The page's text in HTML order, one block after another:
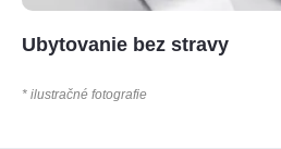
Ubytovanie bez stravy
* ilustračné fotografie